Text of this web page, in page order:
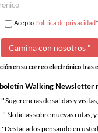
Acepto Política de privacidad*
en su correo electrónico tras
Walking Newsletter
" Sugerencias de salidas y visitas,
" Noticias sobre nuevas rutas, y
"Destacados pensando en usted